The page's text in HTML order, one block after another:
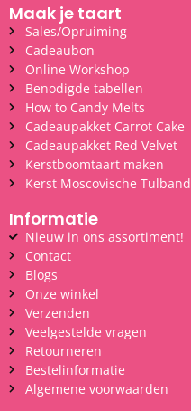
Maak je taart
Sales/Opruiming
Cadeaubon
Online Workshop
Benodigde tabellen
How to Candy Melts
Cadeaupakket Carrot Cake
Cadeaupakket Red Velvet
Kerstboomtaart maken
Kerst Moscovische Tulband
Informatie
Nieuw in ons assortiment!
Contact
Blogs
Onze winkel
Verzenden
Veelgestelde vragen
Retourneren
Bestelinformatie
Algemene voorwaarden